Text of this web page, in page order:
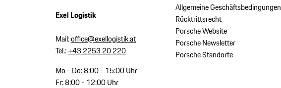
Exel Logistik
Mail:office@exellogistik.at
Tel.:+43 2253 20 220
Mo - Do: 8:00 - 15:00 Uhr
Fr: 8:00 - 12:00 Uhr
Allgemeine Geschäftsbedingungen
Rücktrittsrecht
Porsche Website
Porsche Newsletter
Porsche Standorte